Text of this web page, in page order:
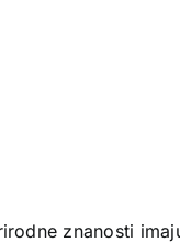
znanosti